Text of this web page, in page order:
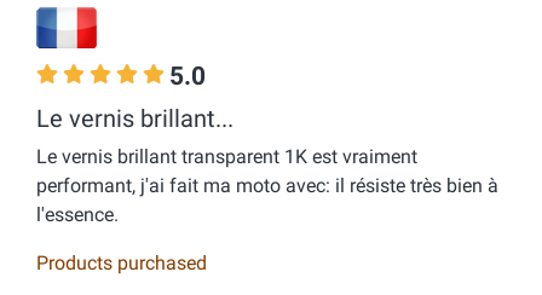
5.0
Le vernis brillant...
Le vernis brillant transparent 1K est vraiment
performant, j'ai fait ma moto avec: il résiste très bien à
l'essence.
Products purchased